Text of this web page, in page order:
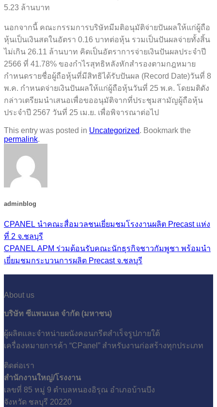
5.23 ล้านบาท
นอกจากนี้ คณะกรรมการบริษัทมีมติอนุมัติจ่ายปันผลให้แก่ผู้ถือ
หุ้นเป็นเงินสดในอัตรา 0.16 บาทต่อหุ้น รวมเป็นปันผลจ่ายทั้งสิ้น
ไม่เกิน 26.11 ล้านบาท คิดเป็นอัตราการจ่ายเงินปันผลประจำปี
2566 ที่ 41.78% ของกำไรสุทธิหลังหักสำรองตามกฎหมาย
กำหนดรายชื่อผู้ถือหุ้นที่มีสิทธิได้รับปันผล (Record Date)วันที่ 8
พ.ค. กำหนดจ่ายเงินปันผลให้แก่ผู้ถือหุ้นวันที่ 25 พ.ค. โดยมติดัง
กล่าวเตรียมนำเสนอเพื่อขออนุมัติจากที่ประชุมสามัญผู้ถือหุ้น
ประจำปี 2567 วันที่ 25 เม.ย. เพื่อพิจารณาต่อไป
This entry was posted in Uncategorized. Bookmark the
permalink.
adminblog
CPANEL นำคณะสื่อมวลชนเยี่ยมชมโรงงานผลิต Precast แห่ง
ที่ 2 จ.ชลบุรี
CPANEL APM ร่วมต้อนรับคณะนักธุรกิจชาวกัมพูชา พร้อมนำ
เยี่ยมชมกระบวนการผลิต Precast จ.ชลบุรี
About us
บริษัท ซีแพนเนล จำกัด (มหาชน)
ผู้ผลิตและจำหน่ายผนังคอนกรีตสำเร็จรูปภายใต้
เครื่องหมายการค้า “CPanel” สำหรับงานก่อสร้างทุกประเภท
ติดต่อเรา
สำนักงานใหญ่/โรงงาน
เลขที่ 85 หมู่ 9 ตำบลหนองอิรุณ อำเภอบ้านบึง
จังหวัด ชลบุรี 20220